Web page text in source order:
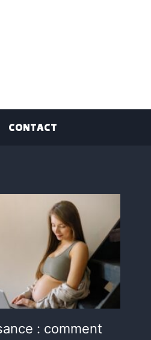
CONTACT
: comment